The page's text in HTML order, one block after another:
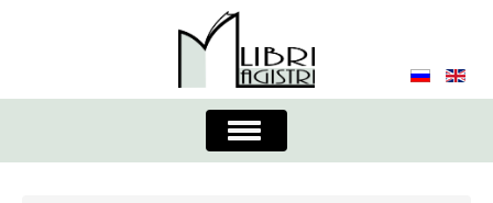
Включить/
выключить
навигацию